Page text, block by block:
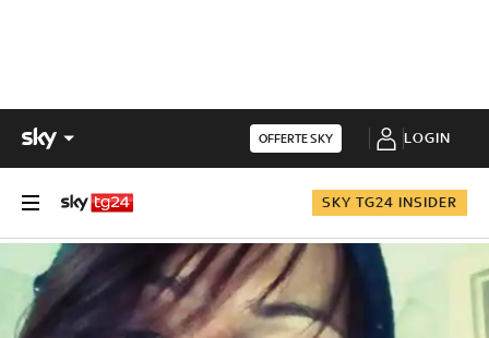
OFFERTE SKY LOGIN
SKY TG24 INSIDER